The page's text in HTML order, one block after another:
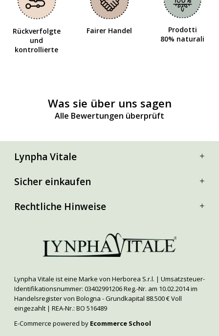
Rückverfolgte
und
kontrollierte
Fairer Handel
Prodotti
80% naturali
Was sie über uns sagen
Alle Bewertungen überprüft
Lynpha Vitale
Sicher einkaufen
Rechtliche Hinweise
Lynpha Vitale ist eine Marke von Herborea S.r.l. | Umsatzsteuer-
Identifikationsnummer: 03402991206 Reg.-Nr. am 10.02.2014 im
Handelsregister von Bologna - Grundkapital 88.500 € Voll
eingezahlt | REA-Nr.: BO 516489
E-Commerce powered by Ecommerce School